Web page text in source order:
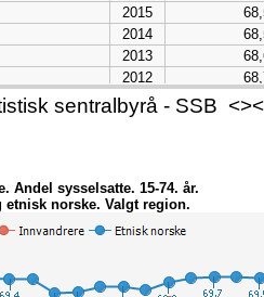
2015
2014
2013
2012
2011
2010
sentralbyrå - SSB
Andel sysselsatte. 15-74. år.
etnisk norske. Valgt region.